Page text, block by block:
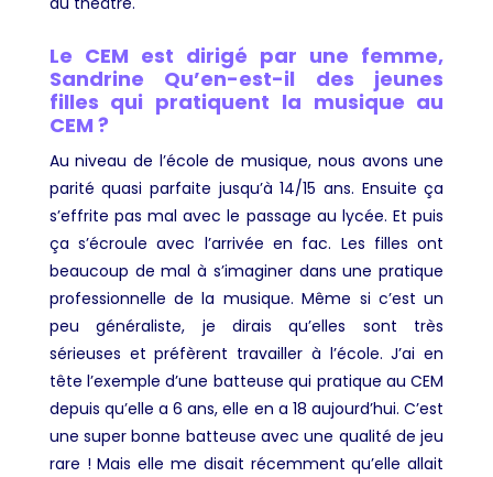
Le CEM est dirigé par une femme,
Sandrine Qu’en-est-il des jeunes
filles qui pratiquent la musique au
CEM ?
Au niveau de l’école de musique, nous avons une
parité quasi parfaite jusqu’à 14/15 ans. Ensuite ça
s’effrite pas mal avec le passage au lycée. Et puis
ça s’écroule avec l’arrivée en fac. Les filles ont
beaucoup de mal à s’imaginer dans une pratique
professionnelle de la musique. Même si c’est un
peu généraliste, je dirais qu’elles sont très
sérieuses et préfèrent travailler à l’école. J’ai en
tête l’exemple d’une batteuse qui pratique au CEM
depuis qu’elle a 6 ans, elle en a 18 aujourd’hui. C’est
une super bonne batteuse avec une qualité de jeu
rare ! Mais elle me disait récemment qu’elle allait